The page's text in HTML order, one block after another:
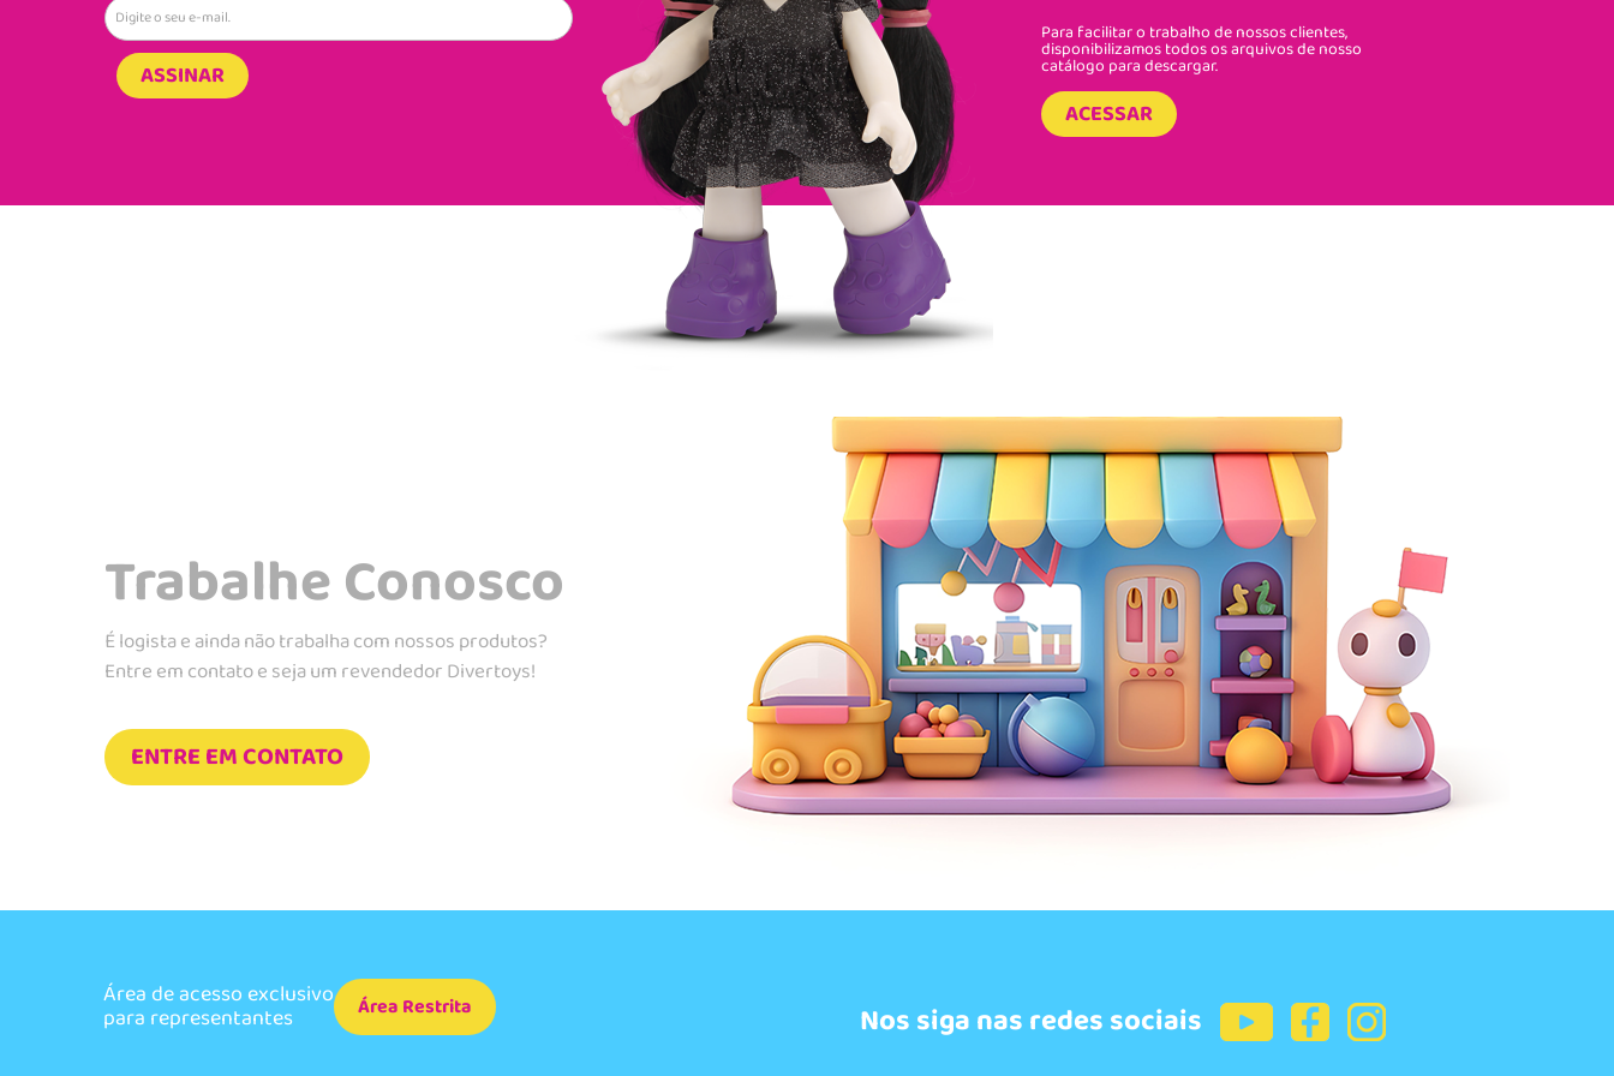
ASSINAR
Para facilitar o trabalho de nossos clientes,
disponibilizamos todos os arquivos de nosso
catálogo para descargar.
ACESSAR
Trabalhe Conosco
É logista e ainda não trabalha com nossos produtos?
Entre em contato e seja um revendedor Divertoys!
ENTRE EM CONTATO
Área de acesso exclusivo
para representantes Área Restrita Nos siga nas redes sociais